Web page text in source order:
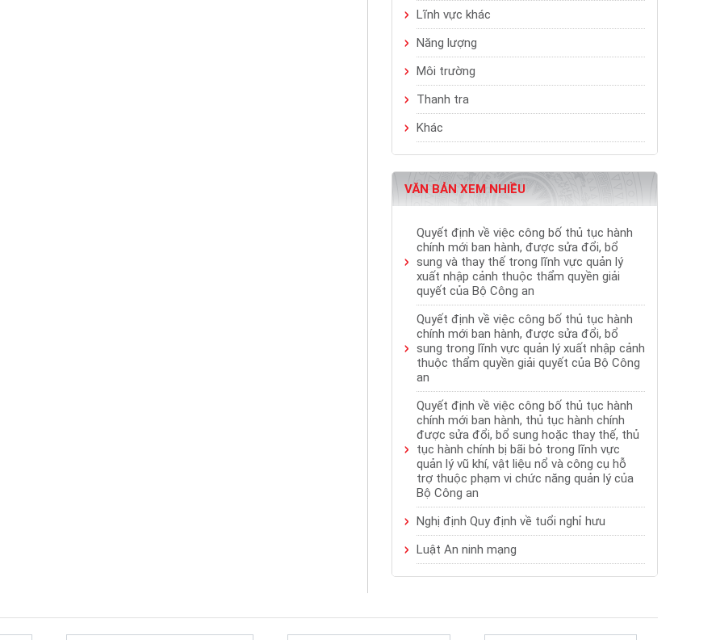
Lĩnh vực khác
Năng lượng
Môi trường
Thanh tra
Khác
VĂN BẢN XEM NHIỀU
Quyết định về việc công bố thủ tục hành
chính mới ban hành, được sửa đổi, bổ
sung và thay thế trong lĩnh vực quản lý
xuất nhập cảnh thuộc thẩm quyền giải
quyết của Bộ Công an
Quyết định về việc công bố thủ tục hành
chính mới ban hành, được sửa đổi, bổ
sung trong lĩnh vực quản lý xuất nhập cảnh
thuộc thẩm quyền giải quyết của Bộ Công
an
Quyết định về việc công bố thủ tục hành
chính mới ban hành, thủ tục hành chính
được sửa đổi, bổ sung hoặc thay thế, thủ
tục hành chính bị bãi bỏ trong lĩnh vực
quản lý vũ khí, vật liệu nổ và công cụ hỗ
trợ thuộc phạm vi chức năng quản lý của
Bộ Công an
Nghị định Quy định về tuổi nghỉ hưu
Luật An ninh mạng